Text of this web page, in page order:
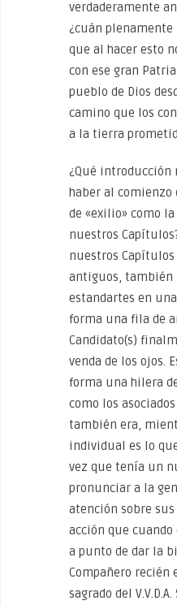
verdaderamente
¿cuán plenamente
que al hacer esto
con ese gran
pueblo de Dios
camino que los
a la tierra
¿Qué introducción
haber al comienzo
de «exilio» como
nuestros
nuestros
antiguos, también
estandartes en
forma una fila de
Candidato(s)
venda de los ojos.
forma una hilera
como los
también era,
individual es lo
vez que tenía un
pronunciar a la
atención sobre
acción que
a punto de dar la
Compañero recién
sagrado del